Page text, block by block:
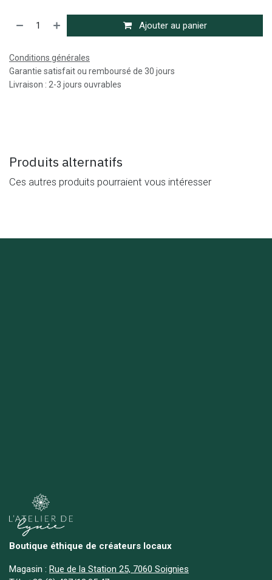
Ajouter au panier
Conditions générales
Garantie satisfait ou remboursé de 30 jours
Livraison : 2-3 jours ouvrables
Produits alternatifs
Ces autres produits pourraient vous intéresser
Boutique éthique de créateurs locaux
Magasin : Rue de la Station 25, 7060 Soignies